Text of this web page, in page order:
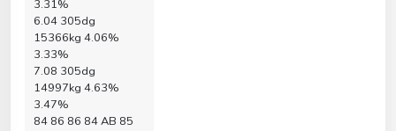
3.31%
6.04 305dg
15366kg 4.06%
3.33%
7.08 305dg
14997kg 4.63%
3.47%
84 86 86 84 AB 85